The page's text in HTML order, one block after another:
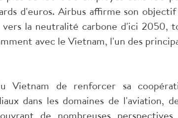
d'euros. Airbus affirme son
la neutralité carbone d'ici 2050,
avec le Vietnam, l'un des
de renforcer sa
dans les domaines de l'aviation,
de nombreuses perspectives